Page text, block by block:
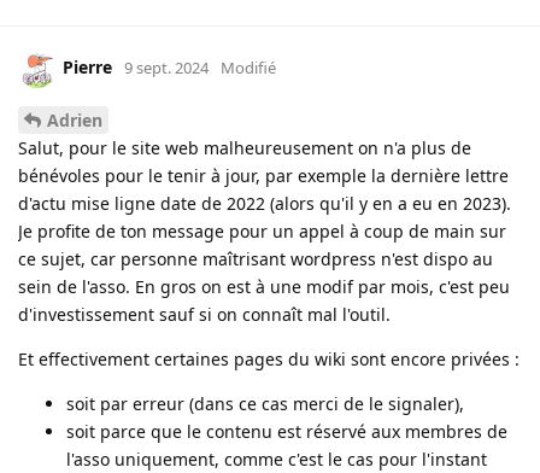
Pierre 9 sept. 2024 Modifié
Adrien
Salut, pour le site web malheureusement on n'a plus de
bénévoles pour le tenir à jour, par exemple la dernière lettre
d'actu mise ligne date de 2022 (alors qu'il y en a eu en 2023).
Je profite de ton message pour un appel à coup de main sur
ce sujet, car personne maîtrisant wordpress n'est dispo au
sein de l'asso. En gros on est à une modif par mois, c'est peu
d'investissement sauf si on connaît mal l'outil.
Et effectivement certaines pages du wiki sont encore privées :
soit par erreur (dans ce cas merci de le signaler),
soit parce que le contenu est réservé aux membres de
l'asso uniquement, comme c'est le cas pour l'instant